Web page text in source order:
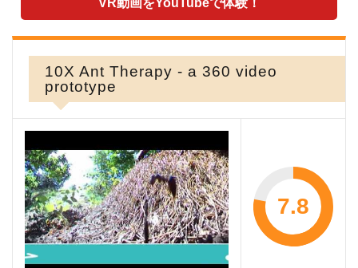
10X Ant Therapy - a 360 video
prototype
7.8